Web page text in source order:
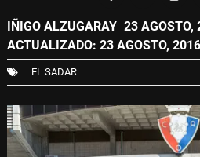
IÑIGO ALZUGARAY 23
ACTUALIZADO: 23 AGOSTO,
EL SADAR